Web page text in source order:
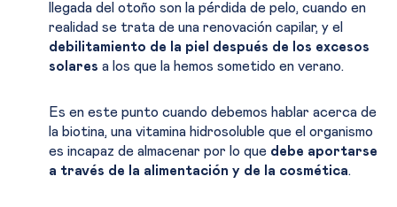
llegada del otoño son la pérdida de pelo, cuando en
realidad se trata de una renovación capilar, y el
debilitamiento de la piel después de los excesos
solares a los que la hemos sometido en verano.
Es en este punto cuando debemos hablar acerca de
la biotina, una vitamina hidrosoluble que el organismo
es incapaz de almacenar por lo que debe aportarse
a través de la alimentación y de la cosmética.